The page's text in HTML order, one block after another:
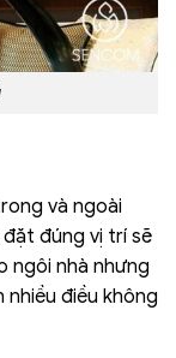
và ngoài
đúng vị trí sẽ
ngôi nhà nhưng
điều không